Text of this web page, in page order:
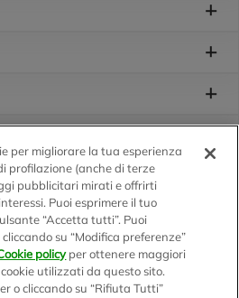
per migliorare la tua esperienza
profilazione (anche di terze
pubblicitari mirati e offrirti
Puoi esprimere il tuo
“Accetta tutti”. Puoi
su “Modifica preferenze”
policyper ottenere maggiori
utilizzati da questo sito.
o cliccando su “Rifiuta Tutti”